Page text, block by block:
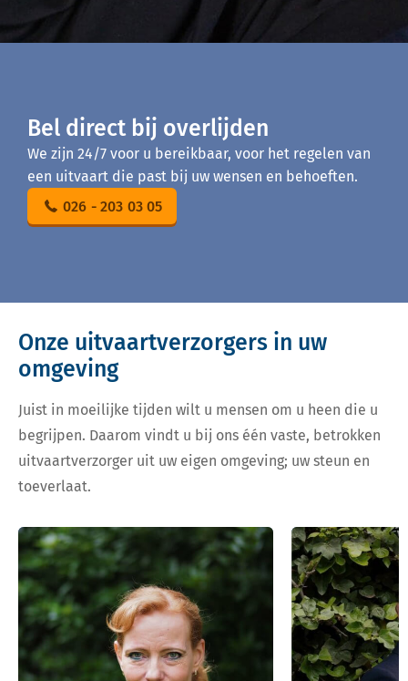
Bel direct bij overlijden
We zijn 24/7 voor u bereikbaar, voor het regelen van
een uitvaart die past bij uw wensen en behoeften.
026 - 203 03 05
Onze uitvaartverzorgers in uw
omgeving
Juist in moeilijke tijden wilt u mensen om u heen die u
begrijpen. Daarom vindt u bij ons één vaste, betrokken
uitvaartverzorger uit uw eigen omgeving; uw steun en
toeverlaat.